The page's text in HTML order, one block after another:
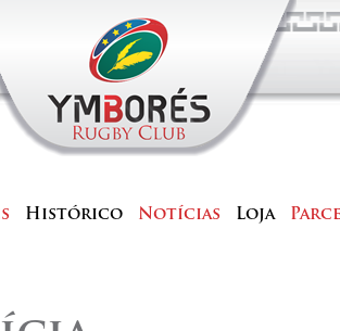
Histórico Notícias Loja